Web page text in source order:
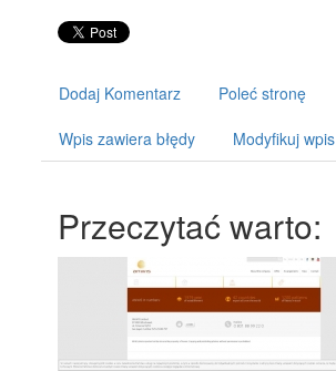
Dodaj Komentarz Poleć stronę
Wpis zawiera błędy Modyfikuj wpis
Przeczytać warto: